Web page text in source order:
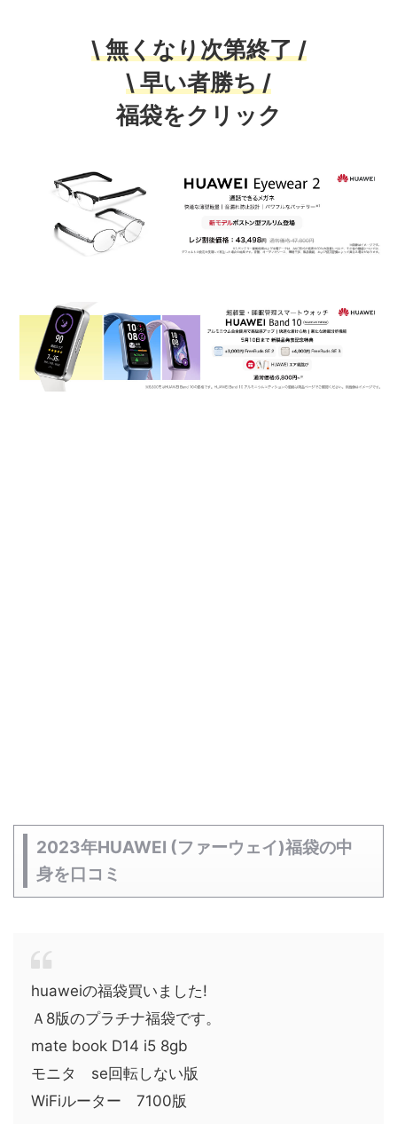
\ 無くなり次第終了 /
\ 早い者勝ち /
福袋をクリック
2023年HUAWEI (ファーウェイ)福袋の中
身を口コミ
huaweiの福袋買いました!
Ａ8版のプラチナ福袋です。
mate book D14 i5 8gb
モニタ se回転しない版
WiFiルーター 7100版